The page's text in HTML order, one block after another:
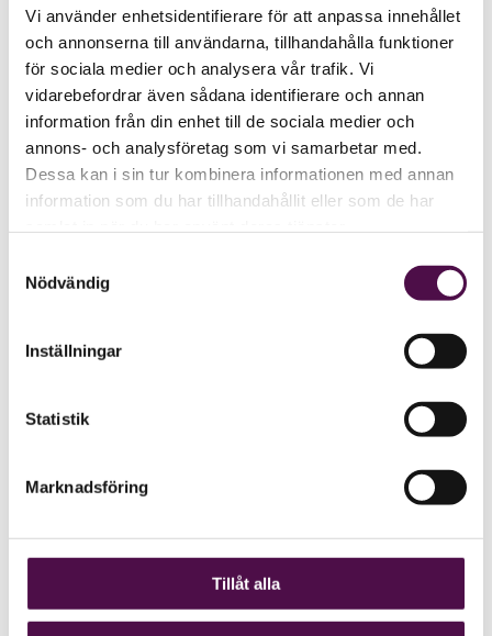
Vi använder enhetsidentifierare för att anpassa innehållet
och annonserna till användarna, tillhandahålla funktioner
för sociala medier och analysera vår trafik. Vi
vidarebefordrar även sådana identifierare och annan
information från din enhet till de sociala medier och
annons- och analysföretag som vi samarbetar med.
Dessa kan i sin tur kombinera informationen med annan
information som du har tillhandahållit eller som de har
Nödvändig
Inställningar
Statistik
Marknadsföring
Tillåt alla